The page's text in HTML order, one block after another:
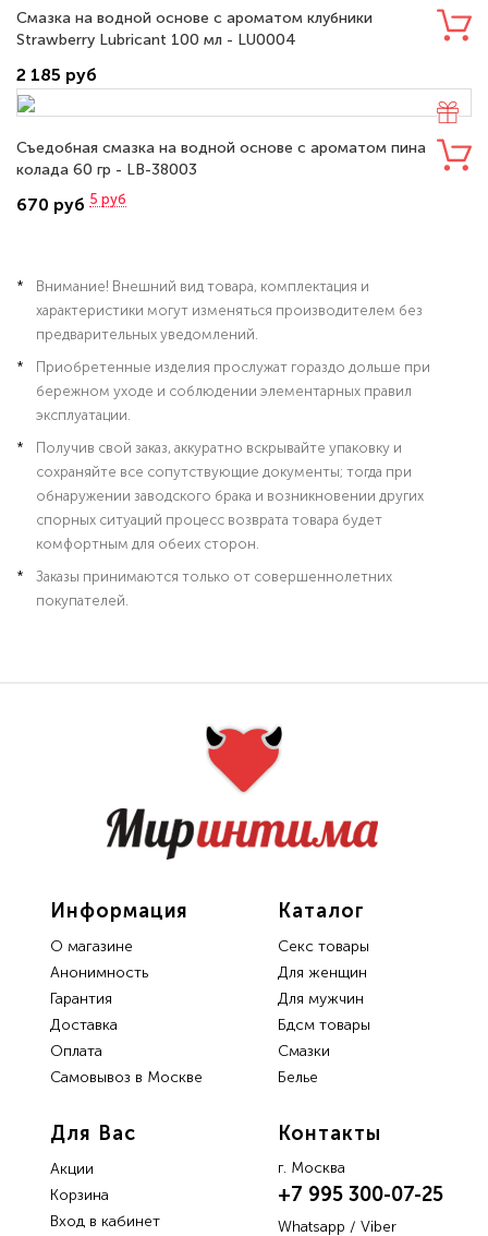
Смазка на водной основе с ароматом клубники
Strawberry Lubricant 100 мл - LU0004
2 185 руб
Съедобная смазка на водной основе с ароматом пина
колада 60 гр - LB-38003
670 руб 5 руб
Внимание! Внешний вид товара, комплектация и
характеристики могут изменяться производителем без
предварительных уведомлений.
Приобретенные изделия прослужат гораздо дольше при
бережном уходе и соблюдении элементарных правил
эксплуатации.
Получив свой заказ, аккуратно вскрывайте упаковку и
сохраняйте все сопутствующие документы; тогда при
обнаружении заводского брака и возникновении других
спорных ситуаций процесс возврата товара будет
комфортным для обеих сторон.
Заказы принимаются только от совершеннолетних
покупателей.
Каталог
Секс товары
Для женщин
Для мужчин
Бдсм товары
Смазки
Белье
Информация
О магазине
Анонимность
Гарантия
Доставка
Oплата
Самовывоз в Москве
Для Вас
Акции
Корзина
Вход в кабинет
Контакты
г. Москва
+7 995 300-07-25
Whatsapp / Viber